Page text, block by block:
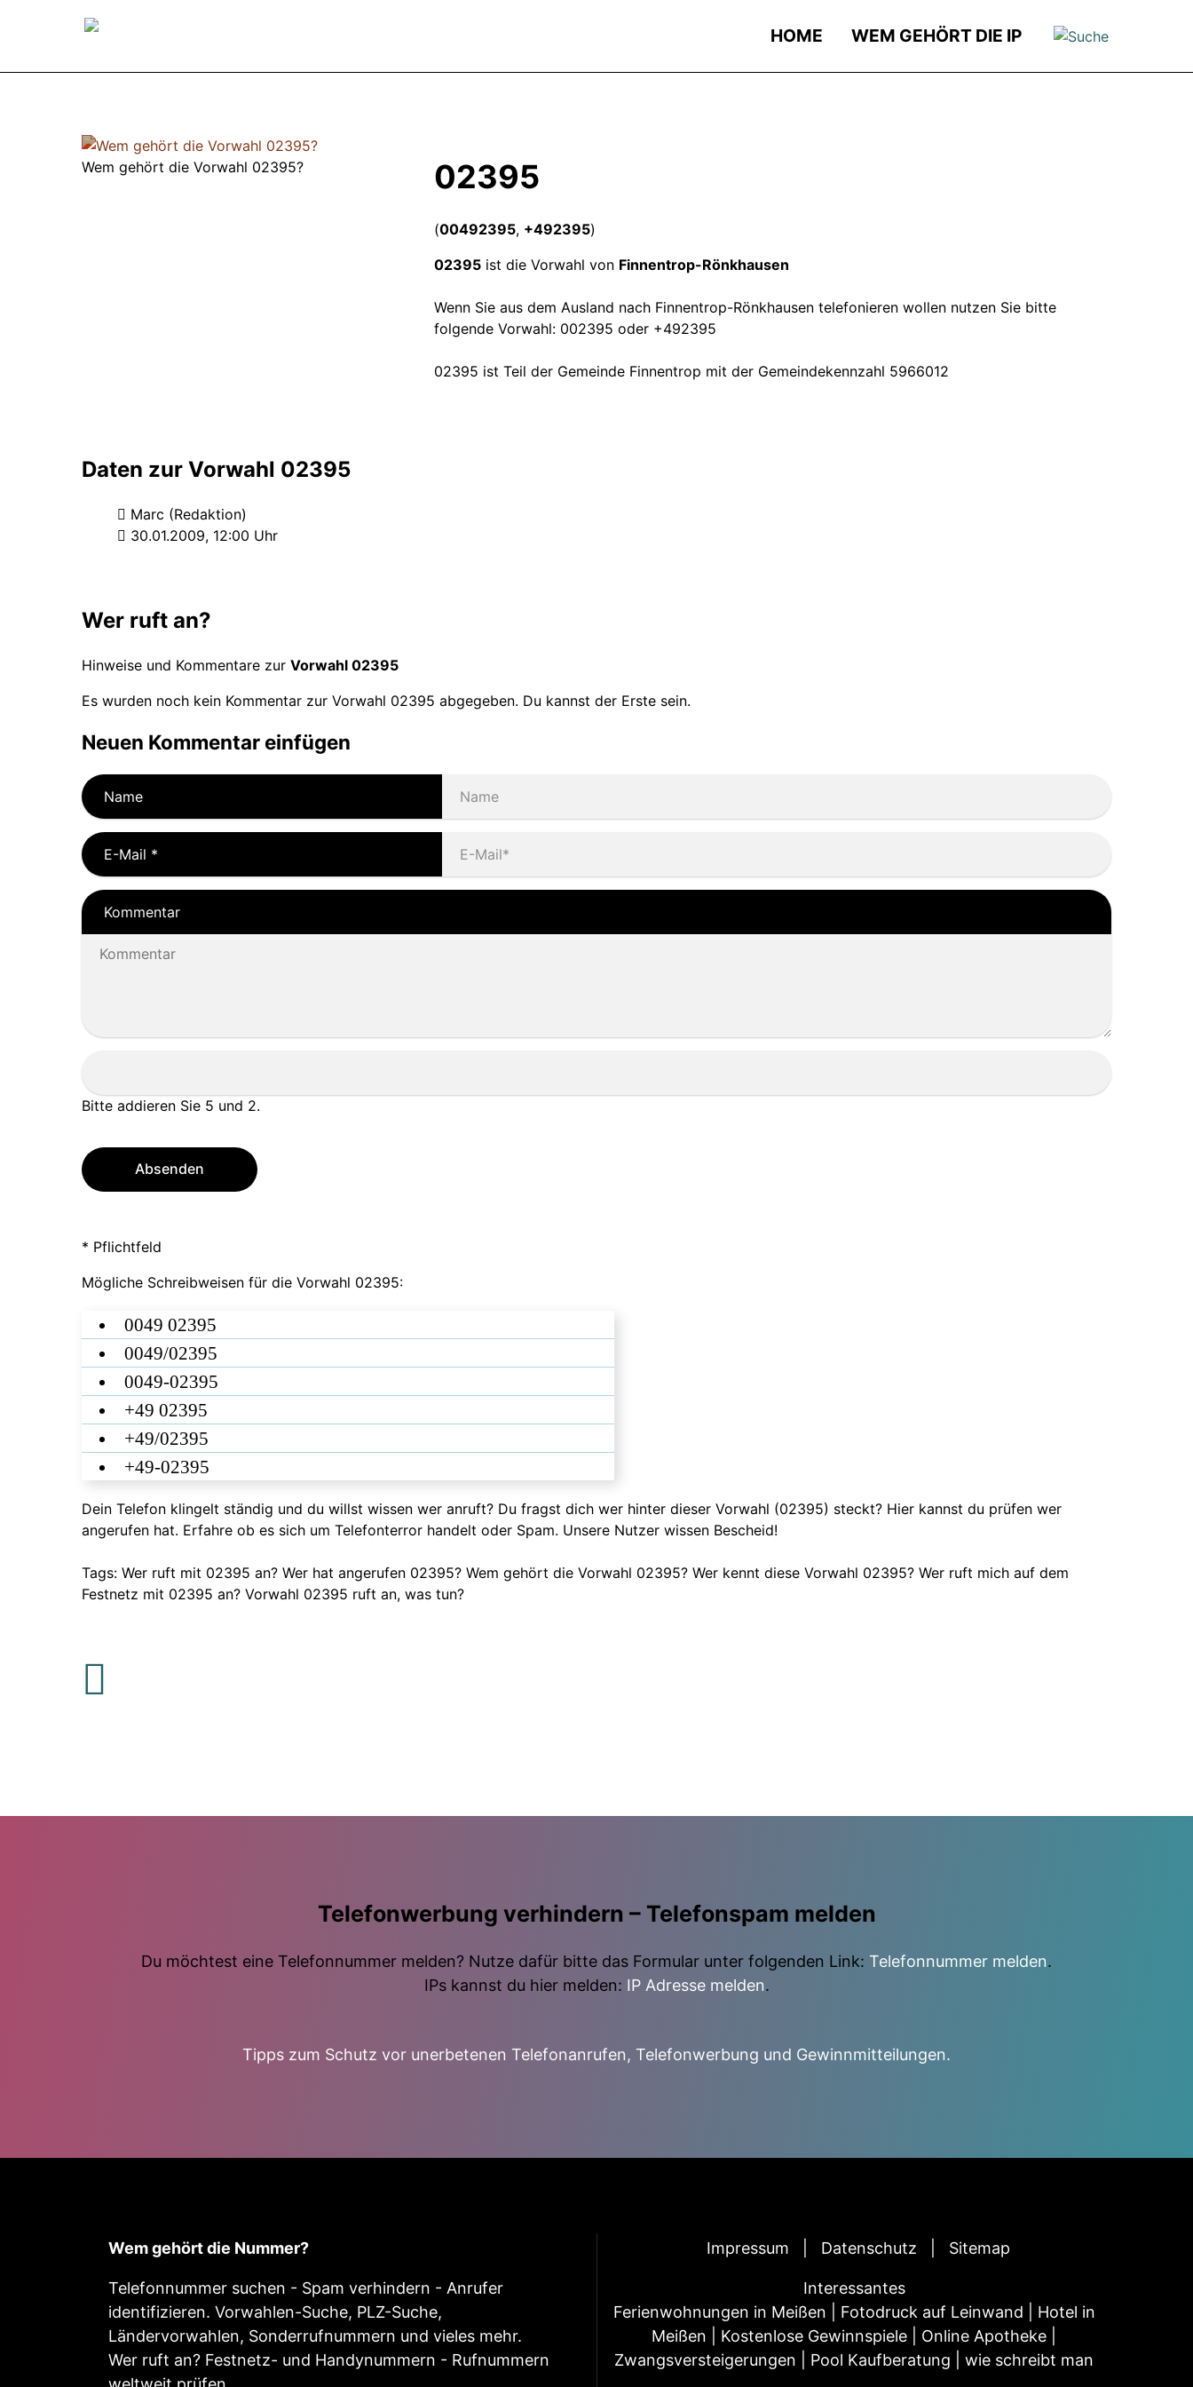
HOME WEM GEHÖRT DIE IP
Wem gehört die Vorwahl 02395? 02395
(00492395, +492395)
02395ist die Vorwahl von Finnentrop-Rönkhausen
Wenn Sie aus dem Ausland nach Finnentrop-Rönkhausen telefonieren wollen nutzen Sie bitte
folgende Vorwahl: 002395 oder +492395
02395 ist Teil der Gemeinde Finnentrop mit der Gemeindekennzahl 5966012
Daten zur Vorwahl 02395
Marc (Redaktion)
30.01.2009, 12:00 Uhr
Wer ruft an?
Hinweise und Kommentare zur Vorwahl 02395
Es wurden noch kein Kommentar zur Vorwahl 02395 abgegeben. Du kannst der Erste sein.
Neuen Kommentar einfügen
Name
E-Mail *
Kommentar
Bitte addieren Sie 5 und 2.
Absenden
* Pflichtfeld
Mögliche Schreibweisen für die Vorwahl 02395:
0049 02395
0049/02395
0049-02395
+49 02395
+49/02395
+49-02395
Dein Telefon klingelt ständig und du willst wissen wer anruft? Du fragst dich wer hinter dieser Vorwahl (02395) steckt? Hier kannst du prüfen wer
angerufen hat. Erfahre ob es sich um Telefonterror handelt oder Spam. Unsere Nutzer wissen Bescheid!
Tags: Wer ruft mit 02395 an? Wer hat angerufen 02395? Wem gehört die Vorwahl 02395? Wer kennt diese Vorwahl 02395? Wer ruft mich auf dem
Festnetz mit 02395 an? Vorwahl 02395 ruft an, was tun?
Telefonwerbung verhindern – Telefonspam melden
Du möchtest eine Telefonnummer melden? Nutze dafür bitte das Formular unter folgenden Link: Telefonnummer melden.
IPs kannst du hier melden: IP Adresse melden.
Tipps zum Schutz vor unerbetenen Telefonanrufen, Telefonwerbung und Gewinnmitteilungen.
Wem gehört die Nummer?
Telefonnummer suchen - Spam verhindern - Anrufer
identifizieren. Vorwahlen-Suche, PLZ-Suche,
Ländervorwahlen, Sonderrufnummern und vieles mehr.
Wer ruft an? Festnetz- und Handynummern - Rufnummern
Impressum Datenschutz Sitemap
Interessantes
Ferienwohnungen in Meißen
Fotodruck auf Leinwand
Hotel in
Meißen
Kostenlose Gewinnspiele Online Apotheke
Zwangsversteigerungen
Pool Kaufberatung wie schreibt man